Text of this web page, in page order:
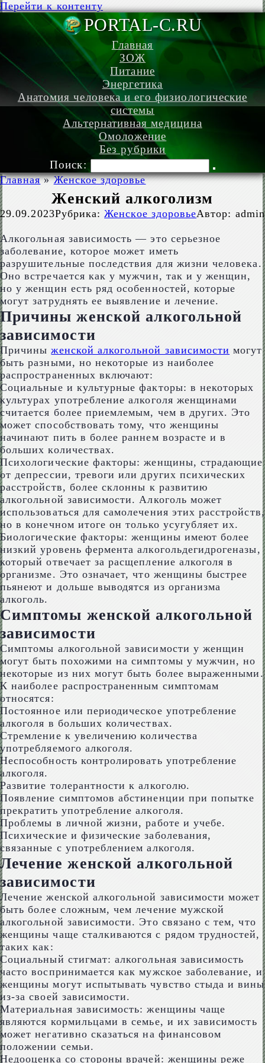
Перейти к контенту
PORTAL-
Главная
ЗОЖ
Питание
Энергетика
Анатомия человека и его физиологические
системы
Альтернативная медицина
Омоложение
Без рубрики
Поиск:
Главная » Женское здоровье
Женский алкоголизм
29.09.2023Рубрика: Женское здоровьеАвтор: admin
Алкогольная зависимость — это серьезное
заболевание, которое может иметь
разрушительные последствия для жизни человека.
Оно встречается как у мужчин, так и у женщин,
но у женщин есть ряд особенностей, которые
могут затруднять ее выявление и лечение.
Причины женской алкогольной
зависимости
Причиныженской алкогольной зависимости могут
быть разными, но некоторые из наиболее
распространенных включают:
Социальные и культурные факторы: в некоторых
культурах употребление алкоголя женщинами
считается более приемлемым, чем в других. Это
может способствовать тому, что женщины
начинают пить в более раннем возрасте и в
больших количествах.
Психологические факторы: женщины, страдающие
от депрессии, тревоги или других психических
расстройств, более склонны к развитию
алкогольной зависимости. Алкоголь может
использоваться для самолечения этих расстройств,
но в конечном итоге он только усугубляет их.
Биологические факторы: женщины имеют более
низкий уровень фермента алкогольдегидрогеназы,
который отвечает за расщепление алкоголя в
организме. Это означает, что женщины быстрее
пьянеют и дольше выводятся из организма
алкоголь.
Симптомы женской алкогольной
зависимости
Симптомы алкогольной зависимости у женщин
могут быть похожими на симптомы у мужчин, но
некоторые из них могут быть более выраженными.
К наиболее распространенным симптомам
относятся:
Постоянное или периодическое употребление
алкоголя в больших количествах.
Стремление к увеличению количества
употребляемого алкоголя.
Неспособность контролировать употребление
алкоголя.
Развитие толерантности к алкоголю.
Появление симптомов абстиненции при попытке
прекратить употребление алкоголя.
Проблемы в личной жизни, работе и учебе.
Психические и физические заболевания,
связанные с употреблением алкоголя.
Лечение женской алкогольной
зависимости
Лечение женской алкогольной зависимости может
быть более сложным, чем лечение мужской
алкогольной зависимости. Это связано с тем, что
женщины чаще сталкиваются с рядом трудностей,
таких как:
Социальный стигмат: алкогольная зависимость
часто воспринимается как мужское заболевание, и
женщины могут испытывать чувство стыда и вины
из-за своей зависимости.
Материальная зависимость: женщины чаще
являются кормильцами в семье, и их зависимость
может негативно сказаться на финансовом
положении семьи.
Недооценка со стороны врачей: женщины реже